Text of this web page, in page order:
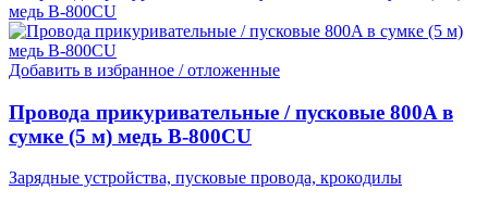
Добавить в избранное / отложенные
Провода прикуривательные / пусковые 800A в
сумке (5 м) медь B-800CU
Зарядные устройства, пусковые провода, крокодилы